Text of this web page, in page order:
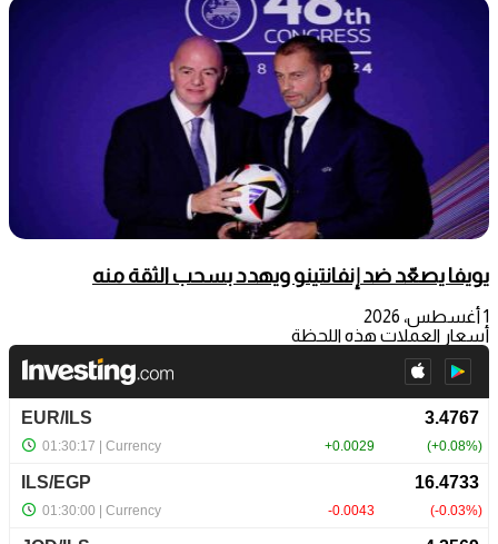
يويفا يصعّد ضد إنفانتينو ويهدد بسحب الثقة منه
1 أغسطس، 2026
أسعار العملات هذه اللحظة